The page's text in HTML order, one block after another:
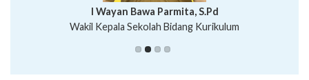
Putu Suhartana, S.Pd.
I Wayan Bawa Parmita, S.Pd
Wakil Kepala Sekolah Bidang Kurikulum
I Wayan Gede Aditya Pratita, S.Pd., M.Sn
Ni Wayan Nopi Sutantri, S.Pd.